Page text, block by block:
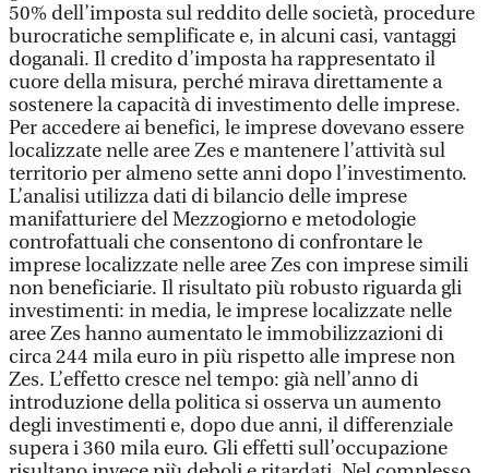
50% dell’imposta sul reddito delle società, procedure
burocratiche semplificate e, in alcuni casi, vantaggi
doganali. Il credito d’imposta ha rappresentato il
cuore della misura, perché mirava direttamente a
sostenere la capacità di investimento delle imprese.
Per accedere ai benefici, le imprese dovevano essere
localizzate nelle aree Zes e mantenere l’attività sul
territorio per almeno sette anni dopo l’investimento.
L’analisi utilizza dati di bilancio delle imprese
manifatturiere del Mezzogiorno e metodologie
controfattuali che consentono di confrontare le
imprese localizzate nelle aree Zes con imprese simili
non beneficiarie. Il risultato più robusto riguarda gli
investimenti: in media, le imprese localizzate nelle
aree Zes hanno aumentato le immobilizzazioni di
circa 244 mila euro in più rispetto alle imprese non
Zes. L’effetto cresce nel tempo: già nell’anno di
introduzione della politica si osserva un aumento
degli investimenti e, dopo due anni, il differenziale
supera i 360 mila euro. Gli effetti sull’occupazione